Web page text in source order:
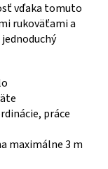
vďaka tomuto
rukoväťami a
práce
maximálne 3 m